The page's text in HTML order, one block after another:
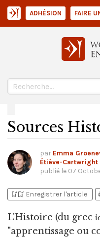
ADHÉSION FAIRE
Sources
par Emma
Étiève-Cartwright
publié le 07
bookmark_addbookmark_added Enregistrer l'article
L'Histoire (du grec
"apprentissage ou